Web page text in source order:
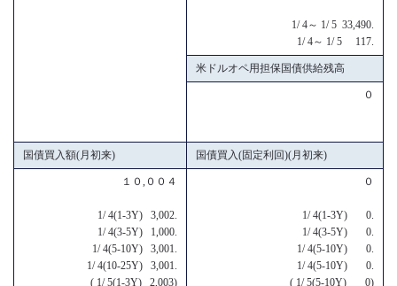
1/ 4～ 1/ 5 33,490.
1/ 4～ 1/ 5 117.
米ドルオペ用担保国債供給残高
０
国債買入額(月初来) 国債買入(固定利回)(月初来)
１０,００４
1/ 4(1-3Y) 3,002.
1/ 4(3-5Y) 1,000.
1/ 4(5-10Y) 3,001.
1/ 4(10-25Y) 3,001.
( 1/ 5(1-3Y) 2,003)
０
1/ 4(1-3Y) 0.
1/ 4(3-5Y) 0.
1/ 4(5-10Y) 0.
1/ 4(5-10Y) 0.
( 1/ 5(5-10Y) 0)